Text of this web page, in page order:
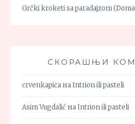
Grčki kroketi sa paradajzom
СКОРАШЊИ
crvenkapica наIntrion ili pasteli
Asim Vugdalić наIntrion ili pasteli